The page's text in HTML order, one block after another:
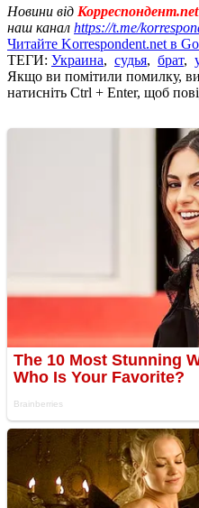
Новини від Корреспондент.net
наш канал https://t.me/
Читайте Korrespondent.net в
ТЕГИ: Украина, судья, брат,
Якщо ви помітили помилку,
натисніть Ctrl + Enter, щоб